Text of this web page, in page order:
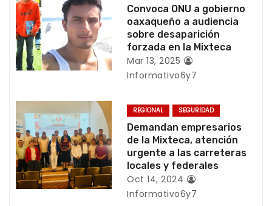
c
i
ó
d
e
e
n
Convoca ONU a gobierno
oaxaqueño a audiencia
sobre desaparición
forzada en la Mixteca
Mar 13, 2025
Informativo6y7
REGIONAL SEGURIDAD
Demandan empresarios
de la Mixteca, atención
urgente a las carreteras
locales y federales
Oct 14, 2024
Informativo6y7